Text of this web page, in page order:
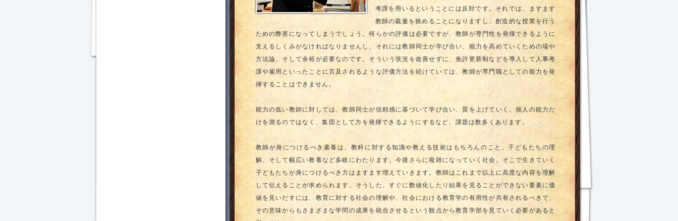
考課を用いるということには反対です。それでは、ますます
教師の裁量を狭めることになりますし、創造的な授業を行う
ための弊害になってしまうでしょう。何らかの評価は必要ですが、教師が専門性を発揮できるように
支えるしくみがなければなりませんし、それには教師同士が学び合い、能力を高めていくための場や
方法論、そして余裕が必要なのです。そういう状況を改善せずに、免許更新制などを導入して人事考
課や雇用といったことに言及されるような評価方法を続けていては、教師が専門職としての能力を発
揮することはできません。
能力の低い教師に対しては、教師同士が信頼感に基づいて学び合い、質を上げていく。個人の能力だ
けを測るのではなく、集団として力を発揮できるようにするなど、課題は数多くあります。
教師が身につけるべき素養は、教科に対する知識や教える技術はもちろんのこと、子どもたちの理
解、そして幅広い教養など多岐にわたります。今後さらに複雑になっていく社会。そこで生きていく
子どもたちが身につけるべき力はますます増えていきます。教師はこれまで以上に高度な内容を理解
して伝えることが求められます。そうした、すぐに数値化したり結果を見ることができない要素に価
値を見いだすには、教育に対する社会の理解や、社会における教育学の有用性が共有されるべきで、
その意味からもさまざまな学問の成果を統合させるという観点から教育学部を見ていく必要があると